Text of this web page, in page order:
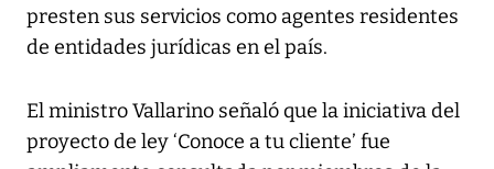
presten sus servicios como agentes residentes
de entidades jurídicas en el país.
El ministro Vallarino señaló que la iniciativa del
proyecto de ley ‘Conoce a tu cliente’ fue